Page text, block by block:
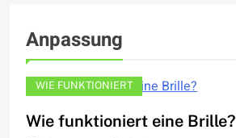
Anpassung
WIE FUNKTIONIERT
Wie funktioniert eine Brille?